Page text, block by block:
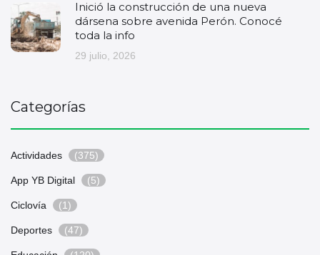
Inició la construcción de una nueva
dársena sobre avenida Perón. Conocé
toda la info
29 julio, 2026
Categorías
Actividades (375)
App YB Digital (5)
Ciclovía (1)
Deportes (47)